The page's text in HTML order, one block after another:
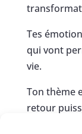
Tes
qui vont
vie.
Ton thème
retour